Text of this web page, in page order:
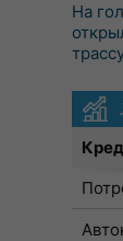
На